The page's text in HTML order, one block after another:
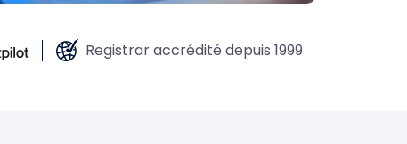
Registrar accrédité depuis 1999